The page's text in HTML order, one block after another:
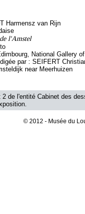
Harmensz van Rijn
l'Amstel
National Gallery
par : SEIFERT
near Meerhuizen
2 de l'entité Cabinet des
© 2012 - Musée du